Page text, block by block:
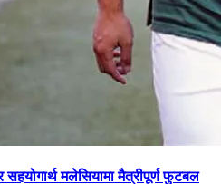
मलेसियामा मैत्रीपूर्ण फुटबल